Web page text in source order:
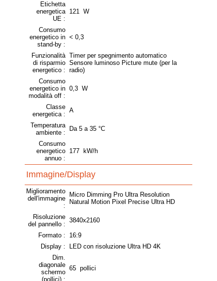
Etichetta
energetica
UE :
121 W
Consumo
energetico in
stand-by :
< 0,3
Funzionalità
di risparmio
energetico :
Timer per spegnimento automatico
Sensore luminoso Picture mute (per la
radio)
Consumo
energetico in
modalità off :
0,3 W
Classe
energetica :
A
Temperatura
ambiente :
Da 5 a 35 °C
Consumo
energetico
annuo :
177 kW/h
Immagine/Display
Miglioramento
dell'immagine
:
Micro Dimming Pro Ultra Resolution
Natural Motion Pixel Precise Ultra HD
Risoluzione
del pannello :
3840x2160
Formato :
16:9
Display :
LED con risoluzione Ultra HD 4K
Dim.
diagonale
schermo
(pollici) :
65 pollici